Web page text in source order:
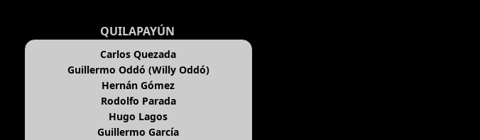
QUILAPAYÚN
Carlos Quezada
Guillermo Oddó (Willy Oddó)
Hernán Gómez
Rodolfo Parada
Hugo Lagos
Guillermo García